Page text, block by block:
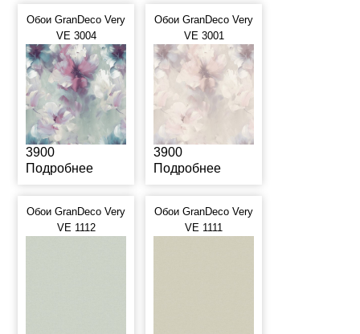
Обои GranDeco Very
VE 3004
3900
Подробнее
Обои GranDeco Very
VE 3001
3900
Подробнее
Обои GranDeco Very
VE 1112
Обои GranDeco Very
VE 1111